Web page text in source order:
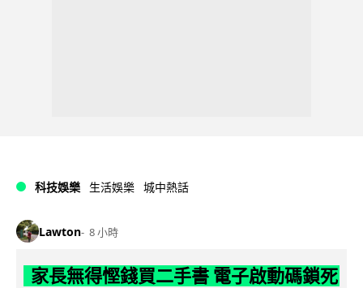
科技娛樂 生活娛樂 城中熱話
Lawton 8 小時
家長無得慳錢買二手書 電子啟動碼鎖死